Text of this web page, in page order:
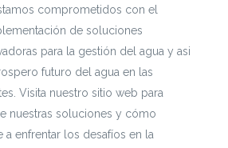
comprometidos con el
de soluciones
para la gestión del agua y asi
futuro del agua en las
Visita nuestro sitio web para
nuestras soluciones y cómo
a enfrentar los desafíos en la